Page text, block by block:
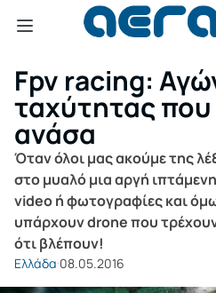
Fpv racing:
ταχύτητας
ανάσα
Όταν όλοι μας ακούμε της
στο μυαλό μια αργή
video ή φωτογραφίες και
υπάρχουν drone που
ότι βλέπουν!
Ελλάδα 08.05.2016